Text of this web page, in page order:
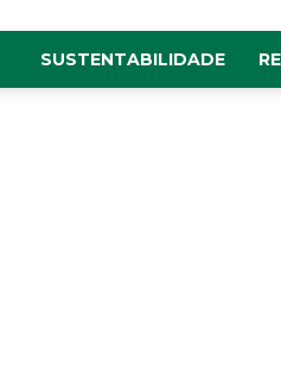
SUSTENTABILIDADE